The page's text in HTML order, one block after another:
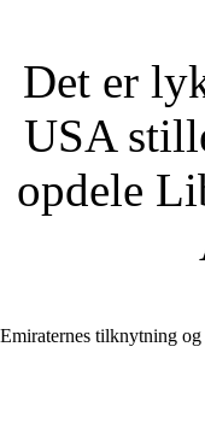
Det er
USA
opdele
Emiraternes tilknytning